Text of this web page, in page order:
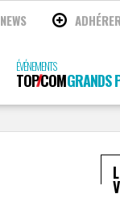
NEWS
ÉVÉNEMENTS
TOPCOMGRANDS